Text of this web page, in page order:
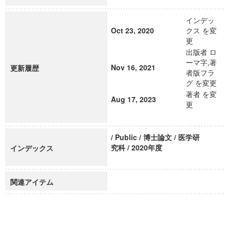
更新履歴
Oct 23, 2020
インデッ
クス を変
更
Nov 16, 2021
出版者 ロ
ーマ字,著
者版フラ
グ を変更
Aug 17, 2023
著者 を変
更
インデックス
/ Public / 博士論文 / 医学研
究科 / 2020年度
関連アイテム